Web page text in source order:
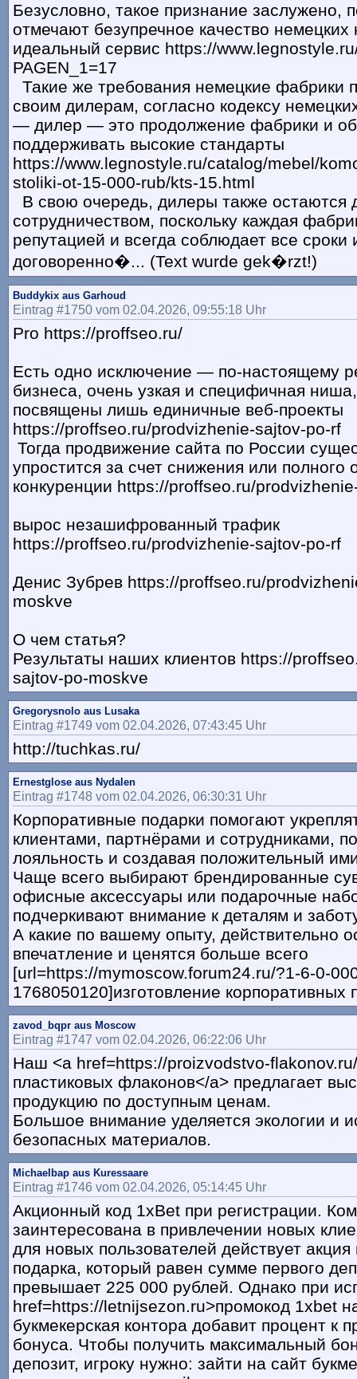
Безусловно, такое признание заслужено,
отмечают безупречное качество немецких
идеальный сервис https://
PAGEN_1=17
Такие же требования немецкие фабрики
своим дилерам, согласно кодексу
— дилер — это продолжение фабрики и
поддерживать высокие стандарты
https://www.legnostyle.ru/catalog/mebel/
stoliki-ot-15-000-rub/kts-15.html
В свою очередь, дилеры также остаются
сотрудничеством, поскольку каждая
репутацией и всегда соблюдает все сроки
договоренно�... (Text wurde gek�rzt!)
Buddykix aus Garhoud
Eintrag #1750 vom 02.04.2026, 09:55:18 Uhr
Pro https://proffseo.ru/
Есть одно исключение — по-настоящему
бизнеса, очень узкая и специфичная
посвящены лишь единичные веб-проекты
https://proffseo.ru/prodvizhenie-sajtov-po-rf
Тогда продвижение сайта по России
упростится за счет снижения или полного
конкуренции https://proffseo.ru/
вырос незашифрованный трафик
https://proffseo.ru/prodvizhenie-sajtov-po-rf
Денис Зубрев https://proffseo.ru/
moskve
О чем статья?
Результаты наших клиентов https://
sajtov-po-moskve
Gregorysnolo aus Lusaka
Eintrag #1749 vom 02.04.2026, 07:43:45 Uhr
http://tuchkas.ru/
Ernestglose aus Nydalen
Eintrag #1748 vom 02.04.2026, 06:30:31 Uhr
Корпоративные подарки помогают
клиентами, партнёрами и сотрудниками,
лояльность и создавая положительный
Чаще всего выбирают брендированные
офисные аксессуары или подарочные
подчеркивают внимание к деталям и
А какие по вашему опыту, действительно
впечатление и ценятся больше всего
[url=https://mymoscow.forum24.ru/?1-6-0-
1768050120]изготовление корпоративных
zavod_bqpr aus Moscow
Eintrag #1747 vom 02.04.2026, 06:22:06 Uhr
Наш <a href=https://proizvodstvo-
пластиковых флаконов</a> предлагает
продукцию по доступным ценам.
Большое внимание уделяется экологии и
безопасных материалов.
Michaelbap aus Kuressaare
Eintrag #1746 vom 02.04.2026, 05:14:45 Uhr
Акционный код 1xBet при регистрации.
заинтересована в привлечении новых
для новых пользователей действует акция
подарка, который равен сумме первого
превышает 225 000 рублей. Однако при
href=https://letnijsezon.ru>промокод 1xbet
букмекерская контора добавит процент к
бонуса. Чтобы получить максимальный
депозит, игроку нужно: зайти на сайт